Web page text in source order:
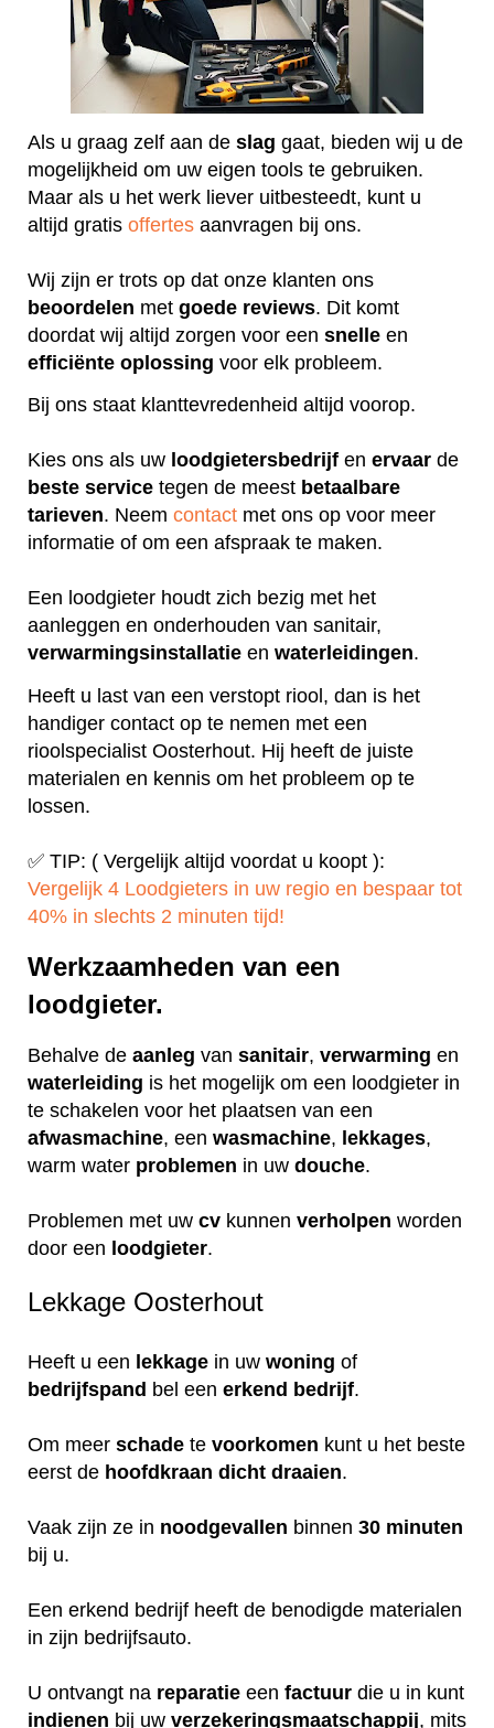
Als u graag zelf aan de slag gaat, bieden wij u de
mogelijkheid om uw eigen tools te gebruiken.
Maar als u het werk liever uitbesteedt, kunt u
altijd gratis offertes aanvragen bij ons.
Wij zijn er trots op dat onze klanten ons
beoordelen met goede reviews. Dit komt
doordat wij altijd zorgen voor een snelle en
efficiënte oplossing voor elk probleem.
Bij ons staat klanttevredenheid altijd voorop.
Kies ons als uw loodgietersbedrijf en ervaar de
beste service tegen de meest betaalbare
tarieven. Neem contact met ons op voor meer
informatie of om een afspraak te maken.
Een loodgieter houdt zich bezig met het
aanleggen en onderhouden van sanitair,
verwarmingsinstallatie en waterleidingen.
Heeft u last van een verstopt riool, dan is het
handiger contact op te nemen met een
rioolspecialist Oosterhout. Hij heeft de juiste
materialen en kennis om het probleem op te
lossen.
✅ TIP: ( Vergelijk altijd voordat u koopt ):
Vergelijk 4 Loodgieters in uw regio en bespaar tot
40% in slechts 2 minuten tijd!
Werkzaamheden van een
loodgieter.
Behalve de aanleg van sanitair, verwarming en
waterleiding is het mogelijk om een loodgieter in
te schakelen voor het plaatsen van een
afwasmachine, een wasmachine, lekkages,
warm water problemen in uw douche.
Problemen met uw cv kunnen verholpen worden
door een loodgieter.
Lekkage Oosterhout
Heeft u een lekkage in uw woning of
bedrijfspand bel een erkend bedrijf.
Om meer schade te voorkomen kunt u het beste
eerst de hoofdkraan dicht draaien.
Vaak zijn ze in noodgevallen binnen 30 minuten
bij u.
Een erkend bedrijf heeft de benodigde materialen
in zijn bedrijfsauto.
U ontvangt na reparatie een factuur die u in kunt
indienen bij uw verzekeringsmaatschappij, mits